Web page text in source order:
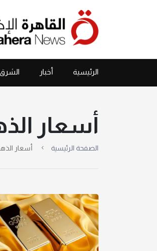
الرئيسية أخبار
أسعار
الصفحة الرئيسية أسعار